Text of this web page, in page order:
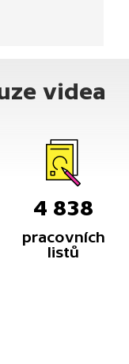
videa
4 838
pracovních
listů